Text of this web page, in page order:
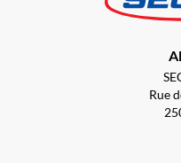
Rue